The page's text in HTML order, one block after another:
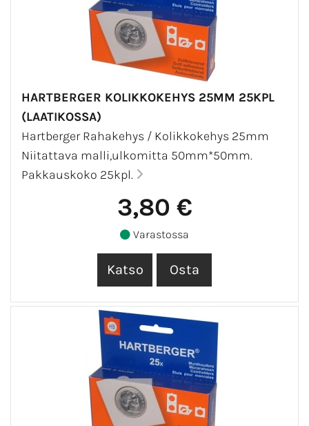
HARTBERGER KOLIKKOKEHYS 25MM 25KPL
(LAATIKOSSA)
Hartberger Rahakehys / Kolikkokehys 25mm
Niitattava malli,ulkomitta 50mm*50mm.
Pakkauskoko 25kpl.
3,80 €
Varastossa